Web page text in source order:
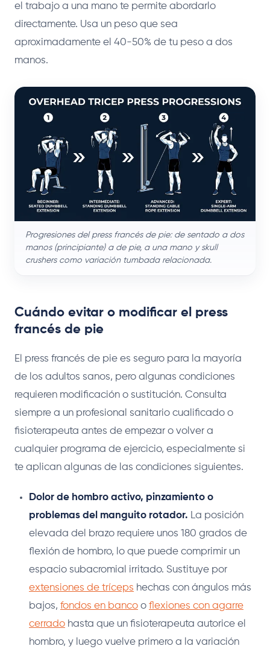
el trabajo a una mano te permite abordarlo
directamente. Usa un peso que sea
aproximadamente el 40-50% de tu peso a dos
manos.
Progresiones del press francés de pie: de sentado a dos
manos (principiante) a de pie, a una mano y skull
crushers como variación tumbada relacionada.
Cuándo evitar o modificar el press
francés de pie
El press francés de pie es seguro para la mayoría
de los adultos sanos, pero algunas condiciones
requieren modificación o sustitución. Consulta
siempre a un profesional sanitario cualificado o
fisioterapeuta antes de empezar o volver a
cualquier programa de ejercicio, especialmente si
te aplican algunas de las condiciones siguientes.
Dolor de hombro activo, pinzamiento o
problemas del manguito rotador. La posición
elevada del brazo requiere unos 180 grados de
flexión de hombro, lo que puede comprimir un
espacio subacromial irritado. Sustituye por
extensiones de tríceps hechas con ángulos más
bajos, fondos en banco o flexiones con agarre
cerrado hasta que un fisioterapeuta autorice el
hombro, y luego vuelve primero a la variación